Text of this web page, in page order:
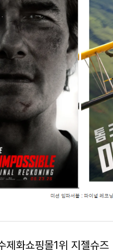
제화쇼핑몰1위 지젤슈즈